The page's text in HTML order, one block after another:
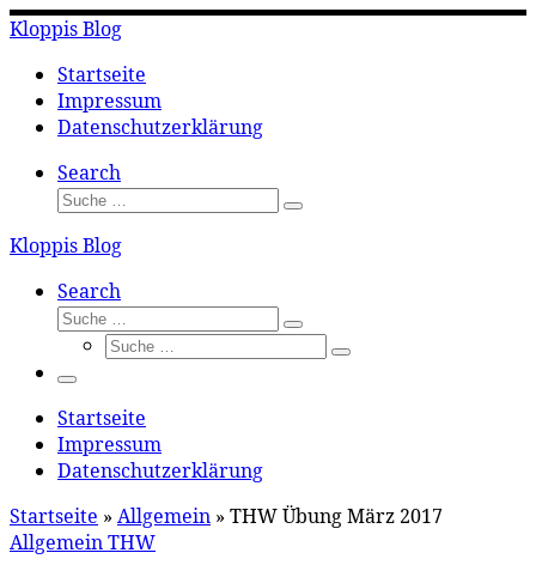
Zum
Inhalt
springen
Kloppis Blog
Startseite
Impressum
Datenschutzerklärung
Search
Suche
Suche
Kloppis Blog
Search
Suche
Suche
Suche
Suche
Menü
Startseite
Impressum
Datenschutzerklärung
Startseite » Allgemein » THW Übung März 2017
AllgemeinTHW